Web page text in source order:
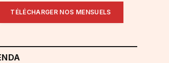
TÉLÉCHARGER NOS MENSUELS